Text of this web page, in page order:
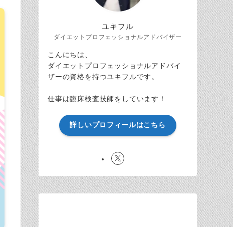
ユキフル
ダイエットプロフェッショナルアドバイザー
こんにちは、
ダイエットプロフェッショナルアドバイ
ザーの資格を持つユキフルです。
仕事は臨床検査技師をしています！
詳しいプロフィールはこちら